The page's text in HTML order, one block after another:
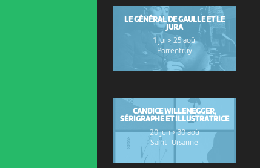
LE GÉNÉRAL DE GAULLE ET LE
JURA
1 jui > 25 aoû
Porrentruy
CANDICE WILLENEGGER,
SÉRIGRAPHE ET ILLUSTRATRICE
20 jun > 30 aoû
Saint-Ursanne